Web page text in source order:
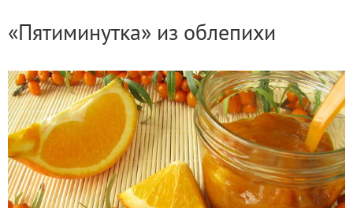
«Пятиминутка» из облепихи